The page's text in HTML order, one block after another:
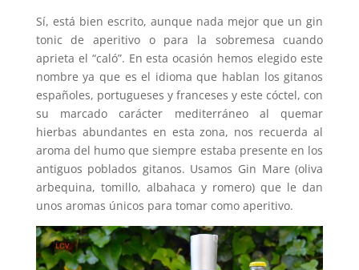
Sí, está bien escrito, aunque nada mejor que un gin
tonic de aperitivo o para la sobremesa cuando
aprieta el “caló”. En esta ocasión hemos elegido este
nombre ya que es el idioma que hablan los gitanos
españoles, portugueses y franceses y este cóctel, con
su marcado carácter mediterráneo al quemar
hierbas abundantes en esta zona, nos recuerda al
aroma del humo que siempre estaba presente en los
antiguos poblados gitanos. Usamos Gin Mare (oliva
arbequina, tomillo, albahaca y romero) que le dan
unos aromas únicos para tomar como aperitivo.